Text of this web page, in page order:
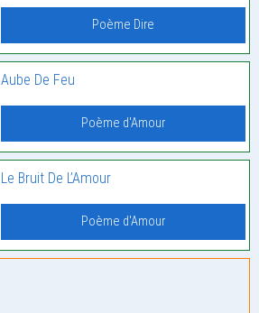
Poème Dire
Aube De Feu
Poème d'Amour
Le Bruit De L’Amour
Poème d'Amour